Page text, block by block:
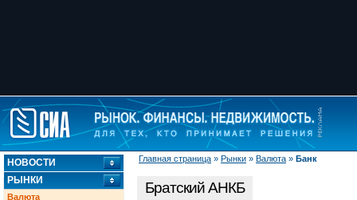
Главная страница » Рынки » Валюта » Банк
НОВОСТИ
РЫНКИ
Валюта
Братский АНКБ